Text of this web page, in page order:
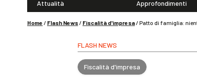
Attualità Approfondimenti
Home / Flash News/ Fiscalità d'impresa/Patto di famiglia:
FLASH NEWS
Fiscalità d'impresa